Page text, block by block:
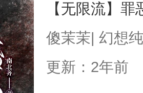
【无限流】罪
傻茉茉| 幻想
更新：2年前